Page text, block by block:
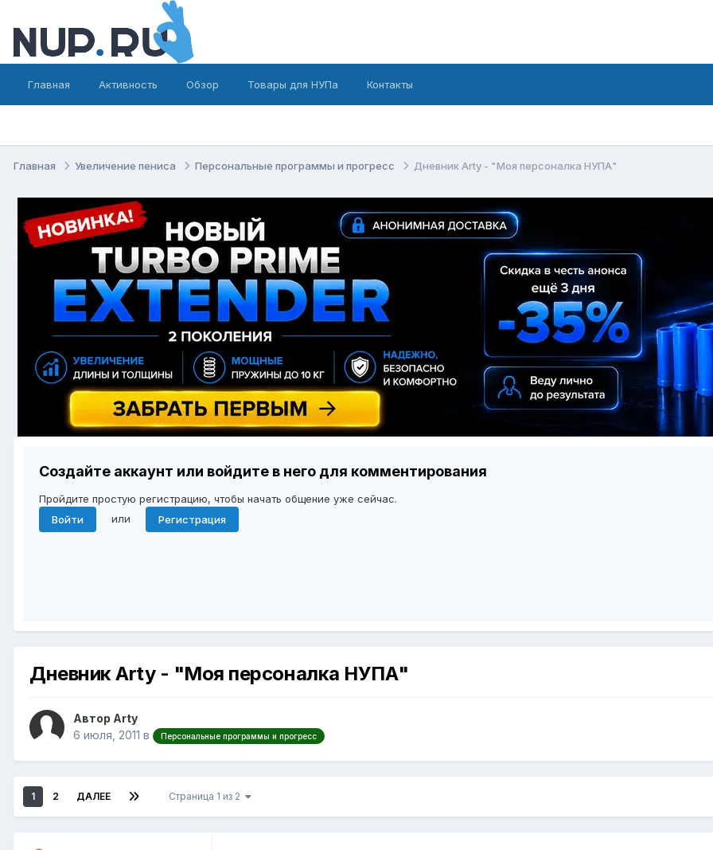
Главная Активность Обзор Товары для НУПа Контакты
Главная Увеличение пениса Персональные программы и прогресс Дневник Arty - "Моя персоналка НУПА"
Создайте аккаунт или войдите в него для комментирования
Пройдите простую регистрацию, чтобы начать общение уже сейчас.
Войти
или Регистрация
Дневник Arty - "Моя персоналка НУПА"
Автор Arty
6 июля, 2011 в Персональные программы и прогресс
1 2 ДАЛЕЕ Страница 1 из 2